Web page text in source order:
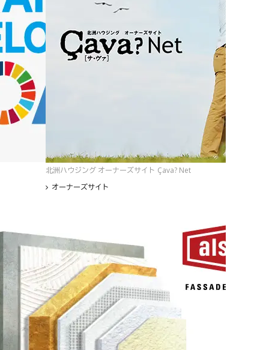
北洲ハウジング オーナーズサイト Çava? Net
オーナーズサイト